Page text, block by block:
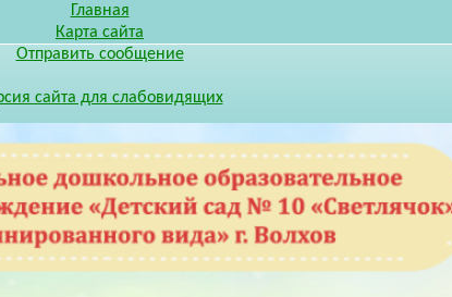
Главная
Карта сайта
Отправить сообщение
сайта для слабовидящих